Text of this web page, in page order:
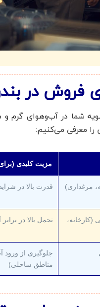
فروش در
شما در آب‌وهوای گرم و
را معرفی می‌کنیم:
مزیت کلیدی
مرغداری) قدرت بالا در
(کارخانه،
تحمل بالا در برابر
جلوگیری از ورود
مناطق ساحلی)